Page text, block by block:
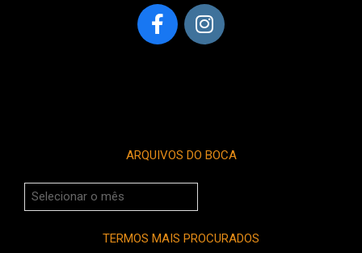
ARQUIVOS DO BOCA
Arquivos
do
TERMOS MAIS PROCURADOS